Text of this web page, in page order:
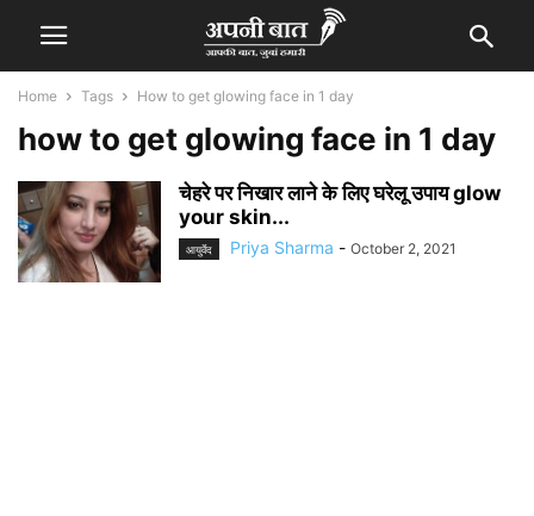
Home Tags How to get glowing face in 1 day
how to get glowing face in 1 day
चेहरे पर निखार लाने के लिए घरेलू उपाय glow
your skin...
आयुर्वेद Priya Sharma - October 2, 2021